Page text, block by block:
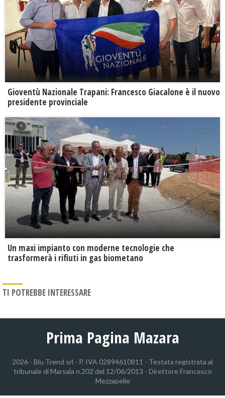
Gioventù Nazionale Trapani: Francesco Giacalone è il nuovo
presidente provinciale
Un maxi impianto con moderne tecnologie che
trasformerà i rifiuti in gas biometano
TI POTREBBE INTERESSARE
Prima Pagina Mazara
2026 - Blu Trend srl - P. IVA 02894610811 - Testata registrata al
tribunale di Marsala n.202 del 12/06/2013 - Direttore Francesco
Mezzapelle